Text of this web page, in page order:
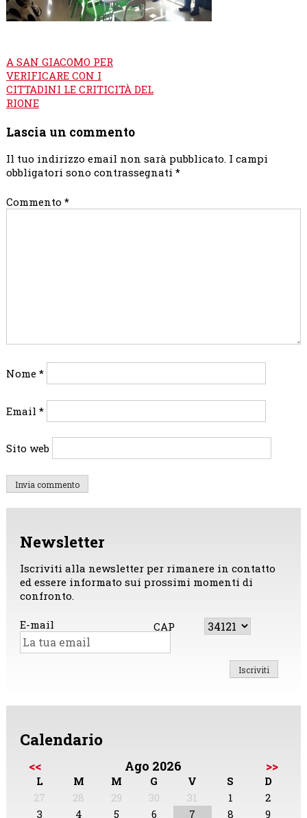
Navigazione
articoli
A SAN GIACOMO PER
VERIFICARE CON I
CITTADINI LE CRITICITÀ DEL
RIONE
Lascia un commento
Il tuo indirizzo email non sarà pubblicato. I campi
obbligatori sono contrassegnati *
Commento *
Nome *
Email *
Sito web
Newsletter
Iscriviti alla newsletter per rimanere in contatto
ed essere informato sui prossimi momenti di
confronto.
E-mail CAP
Calendario
<< Ago 2026 >>
L M M G V S
D
27
28 29 30 31 1
2
3
4 5 6 7 8 9